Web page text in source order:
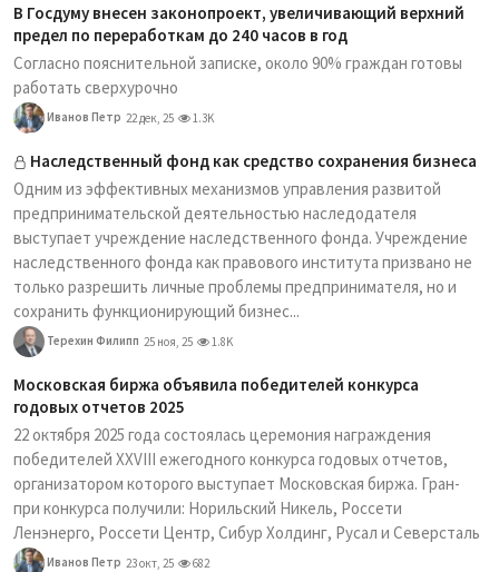
В Госдуму внесен законопроект, увеличивающий верхний
предел по переработкам до 240 часов в год
Согласно пояснительной записке, около 90% граждан готовы
работать сверхурочно
Иванов Петр 22 дек, 25 1.3K
Наследственный фонд как средство сохранения бизнеса
Одним из эффективных механизмов управления развитой
предпринимательской деятельностью наследодателя
выступает учреждение наследственного фонда. Учреждение
наследственного фонда как правового института призвано не
только разрешить личные проблемы предпринимателя, но и
сохранить функционирующий бизнес...
Терехин Филипп 25 ноя, 25 1.8K
Московская биржа объявила победителей конкурса
годовых отчетов 2025
22 октября 2025 года состоялась церемония награждения
победителей XXVIII ежегодного конкурса годовых отчетов,
организатором которого выступает Московская биржа. Гран-
при конкурса получили: Норильский Никель, Россети
Ленэнерго, Россети Центр, Сибур Холдинг, Русал и Северсталь
Иванов Петр 23 окт, 25 682